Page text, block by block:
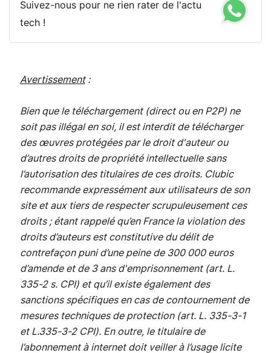
Suivez-nous pour ne rien rater de l'actu
tech !
Avertissement:
Bien que le téléchargement (direct ou en P2P) ne
soit pas illégal en soi, il est interdit de télécharger
des œuvres protégées par le droit d'auteur ou
d’autres droits de propriété intellectuelle sans
l’autorisation des titulaires de ces droits. Clubic
recommande expressément aux utilisateurs de son
site et aux tiers de respecter scrupuleusement ces
droits ; étant rappelé qu’en France la violation des
droits d’auteurs est constitutive du délit de
contrefaçon puni d’une peine de 300 000 euros
d’amende et de 3 ans d'emprisonnement (art. L.
335-2 s. CPI) et qu’il existe également des
sanctions spécifiques en cas de contournement de
mesures techniques de protection (art. L. 335-3-1
et L.335-3-2 CPI). En outre, le titulaire de
l’abonnement à internet doit veiller à l’usage licite